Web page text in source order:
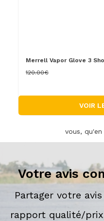
Merrell Vapor Glove 3
120.00€
VOIR
vous,
Votre avis
Partager votre
rapport qualité/